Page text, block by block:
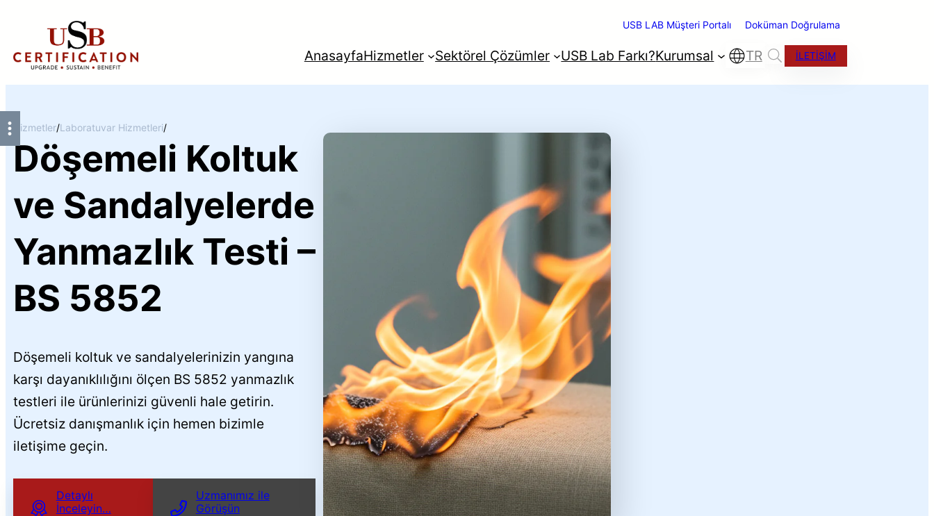
USB LAB Müşteri Portalı Doküman Doğrulama
AnasayfaHizmetler Sektörel Çözümler USB Lab Farkı?Kurumsal TR
Italiano
İLETİŞİM
Hizmetler/Laboratuvar Hizmetleri/
Döşemeli Koltuk
ve Sandalyelerde
Yanmazlık Testi –
BS 5852
Döşemeli koltuk ve sandalyelerinizin yangına
karşı dayanıklılığını ölçen BS 5852 yanmazlık
testleri ile ürünlerinizi güvenli hale getirin.
Ücretsiz danışmanlık için hemen bizimle
iletişime geçin.
Detaylı
İnceleyin…
Uzmanımız ile
Görüşün